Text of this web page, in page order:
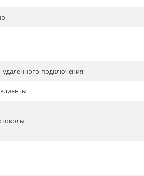
удаленного подключения